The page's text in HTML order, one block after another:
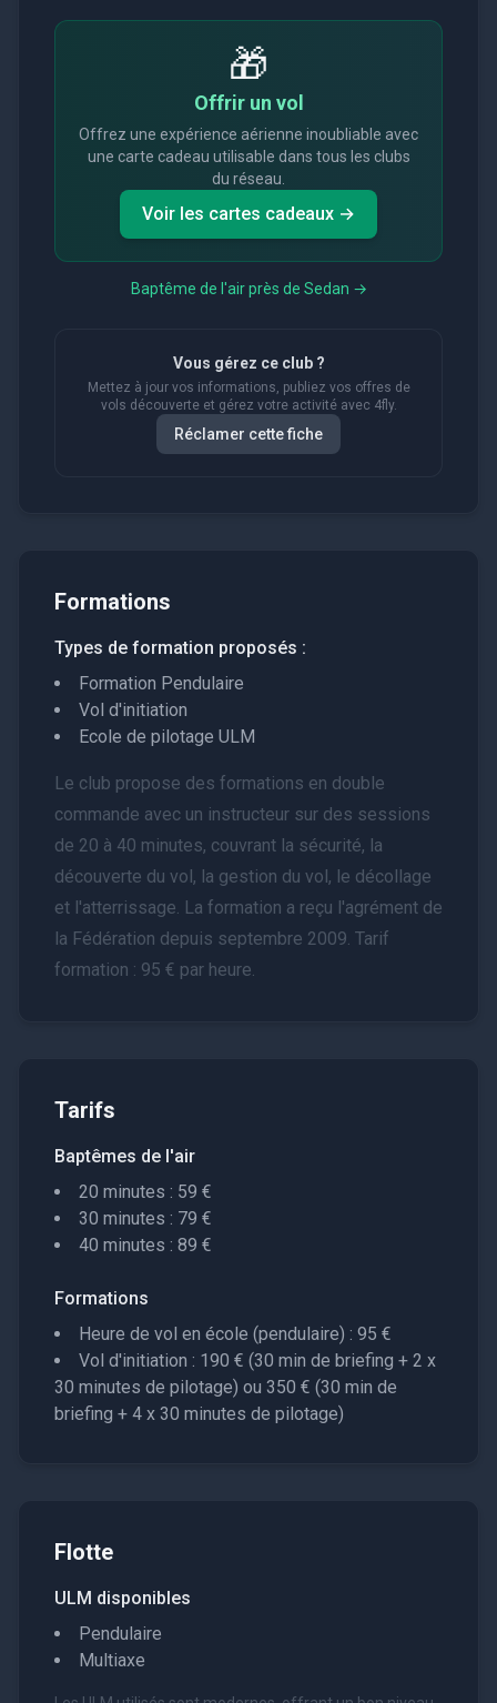
🎁
Offrir un vol
Offrez une expérience aérienne inoubliable avec
une carte cadeau utilisable dans tous les clubs
du réseau.
Voir les cartes cadeaux →
Baptême de l'air près de Sedan →
Vous gérez ce club ?
Mettez à jour vos informations, publiez vos offres de
vols découverte et gérez votre activité avec 4fly.
Réclamer cette fiche
Formations
Types de formation proposés :
Formation Pendulaire
Vol d'initiation
Ecole de pilotage ULM
Le club propose des formations en double
commande avec un instructeur sur des sessions
de 20 à 40 minutes, couvrant la sécurité, la
découverte du vol, la gestion du vol, le décollage
et l'atterrissage. La formation a reçu l'agrément de
la Fédération depuis septembre 2009. Tarif
formation : 95 € par heure.
Tarifs
Baptêmes de l'air
20 minutes : 59 €
30 minutes : 79 €
40 minutes : 89 €
Formations
Heure de vol en école (pendulaire) : 95 €
Vol d'initiation : 190 € (30 min de briefing + 2 x
30 minutes de pilotage) ou 350 € (30 min de
briefing + 4 x 30 minutes de pilotage)
Flotte
ULM disponibles
Pendulaire
Multiaxe